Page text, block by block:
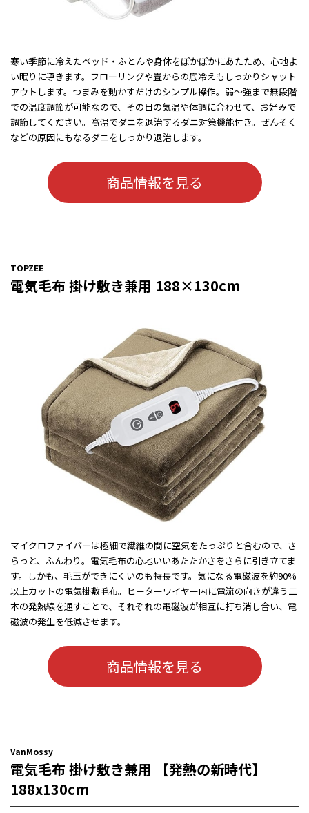
寒い季節に冷えたベッド・ふとんや身体をぽかぽかにあたため、心地よ
い眠りに導きます。フローリングや畳からの底冷えもしっかりシャット
アウトします。つまみを動かすだけのシンプル操作。弱～強まで無段階
での温度調節が可能なので、その日の気温や体調に合わせて、お好みで
調節してください。高温でダニを退治するダニ対策機能付き。ぜんそく
などの原因にもなるダニをしっかり退治します。
商品情報を見る
TOPZEE
電気毛布 掛け敷き兼用 188×130cm
マイクロファイバーは極細で繊維の間に空気をたっぷりと含むので、さ
らっと、ふんわり。電気毛布の心地いいあたたかさをさらに引き立てま
す。しかも、毛玉ができにくいのも特長です。気になる電磁波を約90%
以上カットの電気掛敷毛布。ヒーターワイヤー内に電流の向きが違う二
本の発熱線を通すことで、それぞれの電磁波が相互に打ち消し合い、電
磁波の発生を低減させます。
商品情報を見る
VanMossy
電気毛布 掛け敷き兼用 【発熱の新時代】
188x130cm